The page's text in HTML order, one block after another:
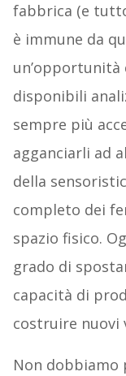
fabbrica (e
è immune da
disponibili
sempre più
agganciarli ad
della
completo dei
spazio fisico.
grado di
capacità di
costruire nuovi
Non dobbiamo